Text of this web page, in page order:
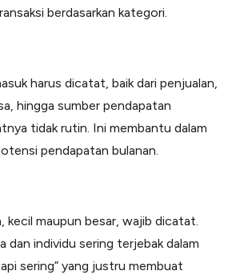
berdasarkan kategori.
harus dicatat, baik dari penjualan,
hingga sumber pendapatan
tidak rutin. Ini membantu dalam
pendapatan bulanan.
kecil maupun besar, wajib dicatat.
dan individu sering terjebak dalam
sering” yang justru membuat